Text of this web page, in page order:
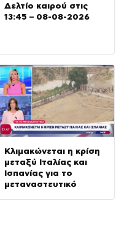
Δελτίο καιρού στις
13:45 – 08-08-2026
Κλιμακώνεται η κρίση
μεταξύ Ιταλίας και
Ισπανίας για το
μεταναστευτικό